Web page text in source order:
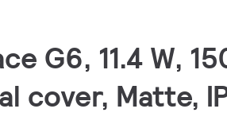
G6, 11.4 W,
cover, Matte,